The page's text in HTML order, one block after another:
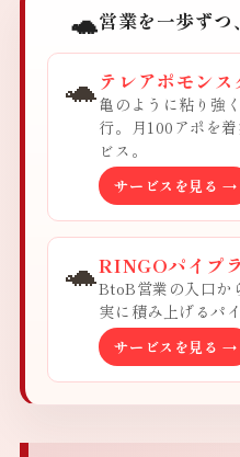
🐢営業を一歩ずつ
🐢 テレアポモンス
亀のように粘り強
行。月100アポを
ビス。
サービスを見る →
🐢RINGOパイプ
BtoB営業の入口か
実に積み上げるパ
サービスを見る →